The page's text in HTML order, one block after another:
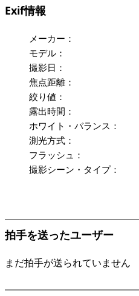
Exif情報
メーカー：
モデル：
撮影日：
焦点距離：
絞り値：
露出時間：
ホワイト・バランス：
測光方式：
フラッシュ：
撮影シーン・タイプ：
拍手を送ったユーザー
まだ拍手が送られていません